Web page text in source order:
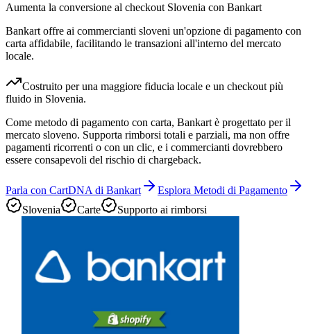
Aumenta la conversione al checkout Slovenia con Bankart
Bankart offre ai commercianti sloveni un'opzione di pagamento con
carta affidabile, facilitando le transazioni all'interno del mercato
locale.
Costruito per una maggiore fiducia locale e un checkout più
fluido in Slovenia.
Come metodo di pagamento con carta, Bankart è progettato per il
mercato sloveno. Supporta rimborsi totali e parziali, ma non offre
pagamenti ricorrenti o con un clic, e i commercianti dovrebbero
essere consapevoli del rischio di chargeback.
Parla con CartDNA di Bankart
Esplora Metodi di Pagamento
Slovenia
Carte Supporto ai rimborsi